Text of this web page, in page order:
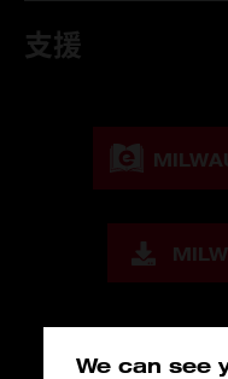
We can see
支援